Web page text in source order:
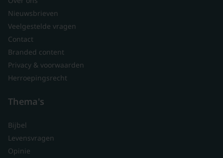
Nieuwsbrieven
Veelgestelde vragen
Contact
Branded content
Privacy & voorwaarden
Herroepingsrecht
Thema's
Bijbel
Levensvragen
Opinie